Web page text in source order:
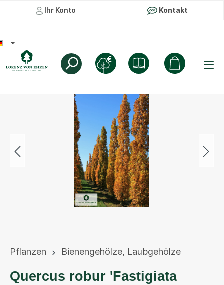
Ihr Konto Kontakt
Pflanzen Bienengehölze, Laubgehölze
Quercus robur 'Fastigiata